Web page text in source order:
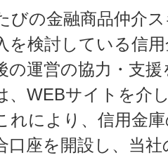
びの金融商品仲介
を検討している信
の運営の協力・支
、WEBサイトを介
れにより、信用金
口座を開設し、当